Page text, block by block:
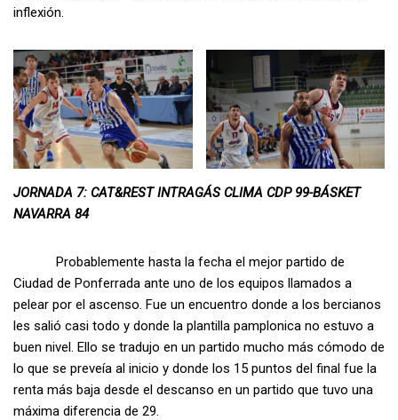
inflexión.
JORNADA 7: CAT&REST INTRAGÁS CLIMA CDP 99-BÁSKET
NAVARRA 84
Probablemente hasta la fecha el mejor partido de
Ciudad de Ponferrada ante uno de los equipos llamados a
pelear por el ascenso. Fue un encuentro donde a los bercianos
les salió casi todo y donde la plantilla pamplonica no estuvo a
buen nivel. Ello se tradujo en un partido mucho más cómodo de
lo que se preveía al inicio y donde los 15 puntos del final fue la
renta más baja desde el descanso en un partido que tuvo una
máxima diferencia de 29.